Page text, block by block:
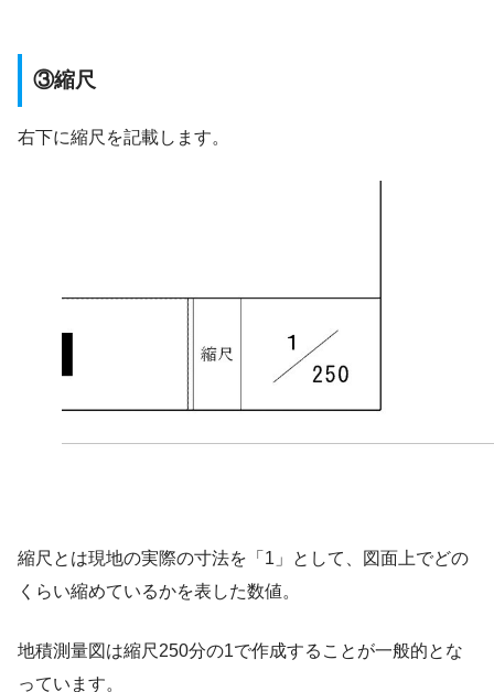
③縮尺
右下に縮尺を記載します。
縮尺とは現地の実際の寸法を「1」として、図面上でどの
くらい縮めているかを表した数値。
地積測量図は縮尺250分の1で作成することが一般的とな
っています。